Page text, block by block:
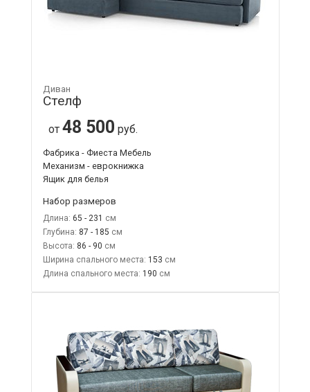
Диван
Стелф
от 48 500 руб.
Фабрика - Фиеста Мебель
Механизм - еврокнижка
Ящик для белья
Набор размеров
Длина: 65 - 231
Глубина: 87 - 185
Высота: 86 - 90
Ширина спального места: 153
Длина спального места: 190